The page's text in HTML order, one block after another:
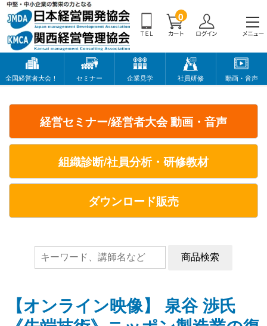
0
全国経営者大会！ セミナー 企業見学 社員研修 動画・音声
経営セミナー/経営者大会 動画・音声
組織診断/社員分析・研修教材
ダウンロード販売
【オンライン映像】 泉谷 渉氏